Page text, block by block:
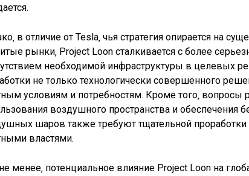
в отличие от Tesla‚ чья стратегия опирается на
рынки‚ Project Loon сталкивается с более
необходимой инфраструктуры в целевых
не только технологически совершенного
условиям и потребностям. Кроме того‚ вопросы
воздушного пространства и обеспечения
шаров также требуют тщательной проработки
властями.
менее‚ потенциальное влияние Project Loon на